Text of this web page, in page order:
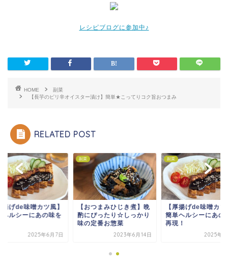
レシピブログに参加中♪
HOME
副菜
【長芋のピリ辛オイスター漬け】簡単★こってりコク旨おつまみ
RELATED POST
揚げde味噌カツ風】
ヘルシーにあの味を
2025年6月7日
副菜
【おつまみひじき煮】晩
酌にぴったり☆しっかり
味の定番お惣菜
2023年6月14日
副菜
【厚揚げde味噌カツ
簡単ヘルシーにあの
再現！
2025年6